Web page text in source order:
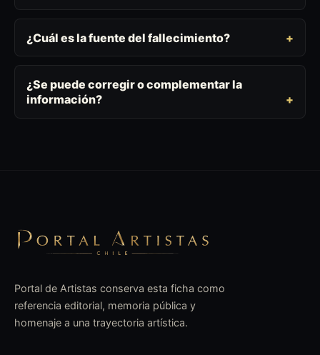
¿Cuál es la fuente del fallecimiento?
¿Se puede corregir o complementar la
información?
Portal de Artistas conserva esta ficha como
referencia editorial, memoria pública y
homenaje a una trayectoria artística.